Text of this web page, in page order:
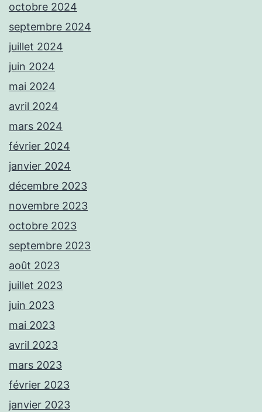
octobre 2024
septembre 2024
juillet 2024
juin 2024
mai 2024
avril 2024
mars 2024
février 2024
janvier 2024
décembre 2023
novembre 2023
octobre 2023
septembre 2023
août 2023
juillet 2023
juin 2023
mai 2023
avril 2023
mars 2023
février 2023
janvier 2023